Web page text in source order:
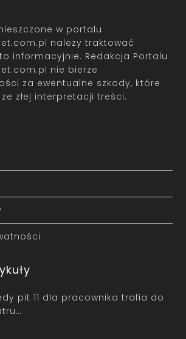
w portalu
należy traktować
informacyjnie. Redakcja Portalu
nie bierze
za ewentualne szkody, które
złej interpretacji treści.
pit 11 dla pracownika trafia do